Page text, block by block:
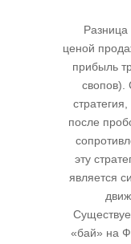
ценой
прибыль
свопов).
после
эту
является
«бай» на